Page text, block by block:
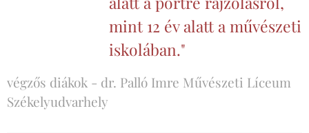
mint 12 év alatt a művészeti
iskolában."
végzős diákok - dr. Palló Imre Művészeti Líceum
Székelyudvarhely